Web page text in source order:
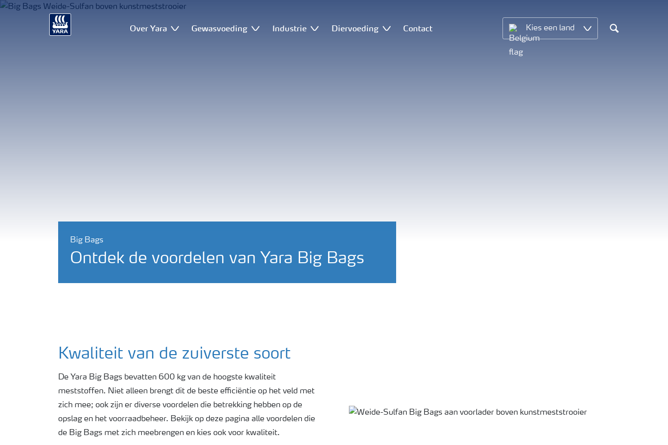
Over Yara Gewasvoeding Industrie Diervoeding Contact Kies een land
Search
Big Bags
Ontdek de voordelen van Yara Big Bags
Kwaliteit van de zuiverste soort
De Yara Big Bags bevatten 600 kg van de hoogste kwaliteit
meststoffen. Niet alleen brengt dit de beste efficiëntie op het veld met
zich mee; ook zijn er diverse voordelen die betrekking hebben op de
opslag en het voorraadbeheer. Bekijk op deze pagina alle voordelen die
de Big Bags met zich meebrengen en kies ook voor kwaliteit.